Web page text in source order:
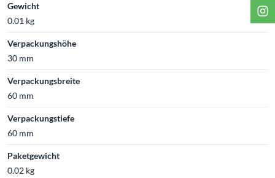
Gewicht
0.01 kg
Verpackungshöhe
30 mm
Verpackungsbreite
60 mm
Verpackungstiefe
60 mm
Paketgewicht
0.02 kg